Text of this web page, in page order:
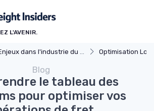
L'AVENIR.
dans l'industrie du fret Optimisation
Blog
le tableau des
pour optimiser vos
des cookies